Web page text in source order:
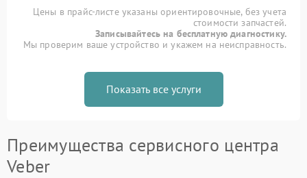
Цены в прайс-листе указаны ориентировочные, без учета
стоимости запчастей.
Записывайтесь на бесплатную диагностику.
Мы проверим ваше устройство и укажем на неисправность.
Показать все услуги
Преимущества сервисного центра
Veber